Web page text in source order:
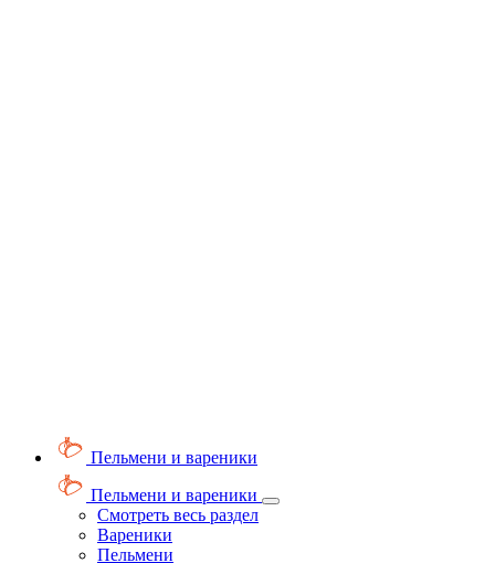
Пельмени и вареники
Пельмени и вареники
Смотреть весь раздел
Вареники
Пельмени